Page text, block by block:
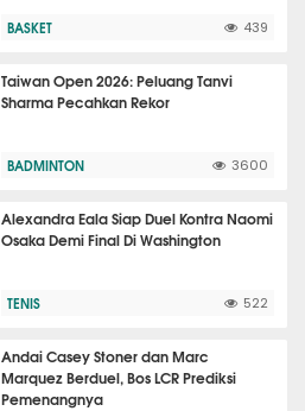
BASKET 439
Taiwan Open 2026: Peluang Tanvi
Sharma Pecahkan Rekor
BADMINTON 3600
Alexandra Eala Siap Duel Kontra Naomi
Osaka Demi Final Di Washington
TENIS 522
Andai Casey Stoner dan Marc
Marquez Berduel, Bos LCR Prediksi
Pemenangnya